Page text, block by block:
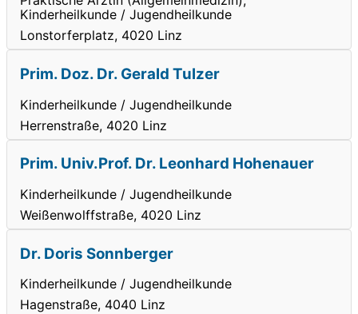
Kinderheilkunde / Jugendheilkunde
Lonstorferplatz, 4020 Linz
Prim. Doz. Dr. Gerald Tulzer
Kinderheilkunde / Jugendheilkunde
Herrenstraße, 4020 Linz
Prim. Univ.Prof. Dr. Leonhard Hohenauer
Kinderheilkunde / Jugendheilkunde
Weißenwolffstraße, 4020 Linz
Dr. Doris Sonnberger
Kinderheilkunde / Jugendheilkunde
Hagenstraße, 4040 Linz